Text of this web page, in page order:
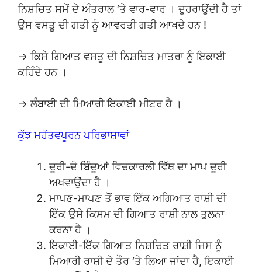
ਨਿਸ਼ਚਿਤ ਸਮੇਂ ਦੇ ਅੰਤਰਾਲ ‘ਤੇ ਵਾਰ-ਵਾਰ । ਦੁਹਰਾਉਂਦੀ ਹੈ ਤਾਂ
ਉਸ ਵਸਤੂ ਦੀ ਗਤੀ ਨੂੰ ਆਵਰਤੀ ਗਤੀ ਆਖਦੇ ਹਨ !
→ ਕਿਸੇ ਗਿਆਤ ਵਸਤੂ ਦੀ ਨਿਸ਼ਚਿਤ ਮਾਤਰਾ ਨੂੰ ਇਕਾਈ
ਕਹਿੰਦੇ ਹਨ ।
→ ਲੰਬਾਈ ਦੀ ਮਿਆਰੀ ਇਕਾਈ ਮੀਟਰ ਹੈ ।
ਕੁੱਝ ਮਹੱਤਵਪੂਰਨ ਪਰਿਭਾਸ਼ਾਵਾਂ
ਦੂਰੀ-ਦੋ ਬਿੰਦੂਆਂ ਵਿਚਕਾਰਲੀ ਵਿੱਥ ਦਾ ਮਾਪ ਦੂਰੀ
ਅਖਵਾਉਂਦਾ ਹੈ ।
ਮਾਪਣ-ਮਾਪਣ ਤੋਂ ਭਾਵ ਇੱਕ ਅਗਿਆਤ ਰਾਸ਼ੀ ਦੀ
ਇੱਕ ਉਸੇ ਕਿਸਮ ਦੀ ਗਿਆਤ ਰਾਸ਼ੀ ਨਾਲ ਤੁਲਨਾ
ਕਰਨਾ ਹੈ ।
ਇਕਾਈ-ਇੱਕ ਗਿਆਤ ਨਿਸ਼ਚਿਤ ਰਾਸ਼ੀ ਜਿਸ ਨੂੰ
ਮਿਆਰੀ ਰਾਸ਼ੀ ਦੇ ਤੌਰ ‘ਤੇ ਲਿਆ ਜਾਂਦਾ ਹੈ, ਇਕਾਈ